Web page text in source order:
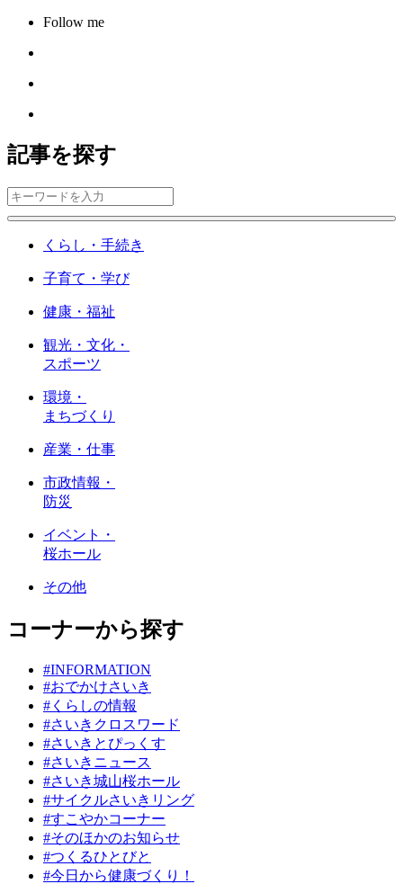
Follow me
記事を探す
くらし・手続き
子育て・学び
健康・福祉
観光・文化・
スポーツ
環境・
まちづくり
産業・仕事
市政情報・
防災
イベント・
桜ホール
その他
コーナーから探す
#INFORMATION
#おでかけさいき
#くらしの情報
#さいきクロスワード
#さいきとぴっくす
#さいきニュース
#さいき城山桜ホール
#サイクルさいきリング
#すこやかコーナー
#そのほかのお知らせ
#つくるひとびと
#今日から健康づくり！